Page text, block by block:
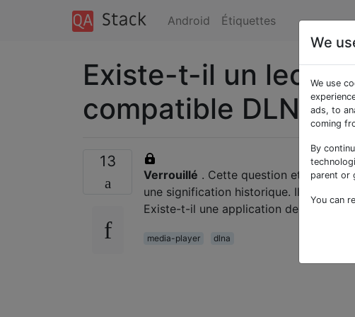
Android Étiquettes
Existe-t-il un
compatible DLNA
13
Verrouillé . Cette question et ses
une signification historique. Il
Existe-t-il une application de lecteur
media-player dlna
We
We use
ads, to
coming
By
parent or
You can